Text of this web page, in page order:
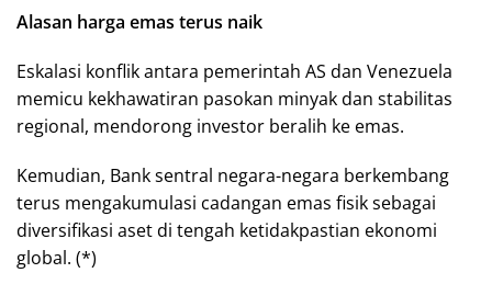
Alasan harga emas terus naik
Eskalasi konflik antara pemerintah AS dan Venezuela
memicu kekhawatiran pasokan minyak dan stabilitas
regional, mendorong investor beralih ke emas.
Kemudian, Bank sentral negara-negara berkembang
terus mengakumulasi cadangan emas fisik sebagai
diversifikasi aset di tengah ketidakpastian ekonomi
global. (*)